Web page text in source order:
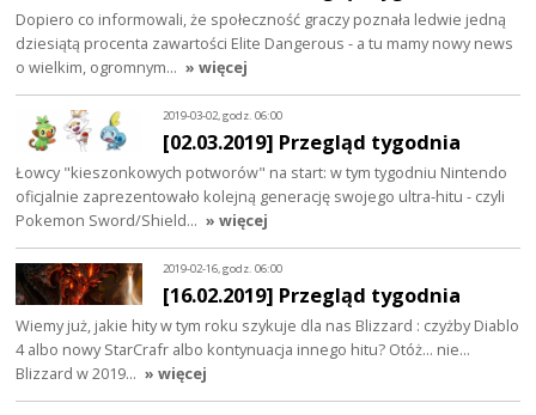
Dopiero co informowali, że społeczność graczy poznała ledwie jedną
dziesiątą procenta zawartości Elite Dangerous - a tu mamy nowy news
o wielkim, ogromnym… » więcej
2019-03-02, godz. 06:00
[02.03.2019] Przegląd tygodnia
Łowcy "kieszonkowych potworów" na start: w tym tygodniu Nintendo
oficjalnie zaprezentowało kolejną generację swojego ultra-hitu - czyli
Pokemon Sword/Shield… » więcej
2019-02-16, godz. 06:00
[16.02.2019] Przegląd tygodnia
Wiemy już, jakie hity w tym roku szykuje dla nas Blizzard : czyżby Diablo
4 albo nowy StarCrafr albo kontynuacja innego hitu? Otóż... nie...
Blizzard w 2019… » więcej